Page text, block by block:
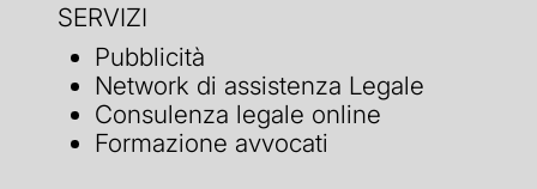
SERVIZI
Pubblicità
Network di assistenza Legale
Consulenza legale online
Formazione avvocati